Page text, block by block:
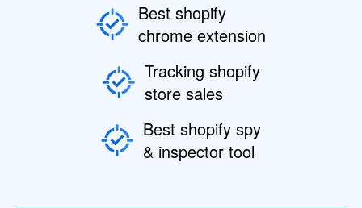
Best shopify
chrome extension
Tracking shopify
store sales
Best shopify spy
& inspector tool